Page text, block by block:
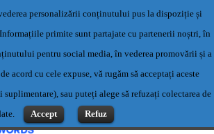
de content writing- Servicii content writing-
Scriere articole
sau office@romaniaseo.com
personalizării conținutului pus la dispoziție și
primite sunt partajate cu partenerii noștri, în
pentru social media, în vederea promovării și a
acord cu cele expuse, vă rugăm să acceptați aceste
sau puteți alege să refuzați colectarea de
Accept Refuz